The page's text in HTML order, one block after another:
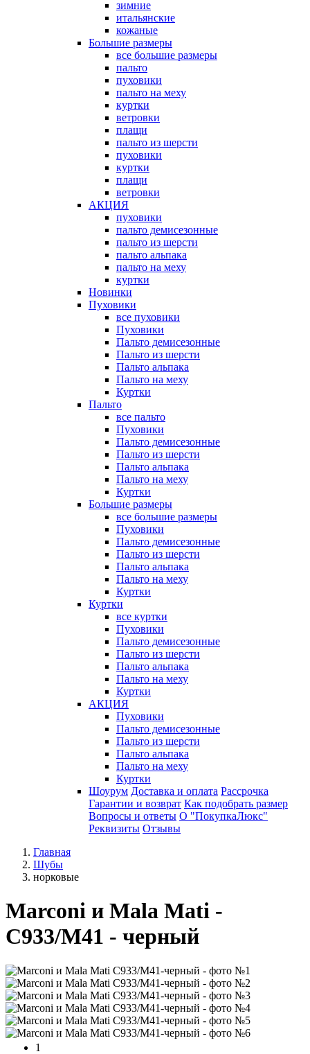
зимние
итальянские
кожаные
Большие размеры
все большие размеры
пальто
пуховики
пальто на меху
куртки
ветровки
плащи
пальто из шерсти
пуховики
куртки
плащи
ветровки
АКЦИЯ
пуховики
пальто демисезонные
пальто из шерсти
пальто альпака
пальто на меху
куртки
Новинки
Пуховики
все пуховики
Пуховики
Пальто демисезонные
Пальто из шерсти
Пальто альпака
Пальто на меху
Куртки
Пальто
все пальто
Пуховики
Пальто демисезонные
Пальто из шерсти
Пальто альпака
Пальто на меху
Куртки
Большие размеры
все большие размеры
Пуховики
Пальто демисезонные
Пальто из шерсти
Пальто альпака
Пальто на меху
Куртки
Куртки
все куртки
Пуховики
Пальто демисезонные
Пальто из шерсти
Пальто альпака
Пальто на меху
Куртки
АКЦИЯ
Пуховики
Пальто демисезонные
Пальто из шерсти
Пальто альпака
Пальто на меху
Куртки
Шоурум Доставка и оплата Рассрочка
Гарантии и возврат Как подобрать размер
Вопросы и ответы О "ПокупкаЛюкс"
Реквизиты Отзывы
Главная
Шубы
норковые
Marconi и Mala Mati -
C933/M41 - черный
1